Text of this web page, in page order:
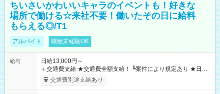
ちいさいかわいいキャラのイベントも！好きな
場所で働ける☆来社不要！働いたその日に給料
もらえる◎/T1
アルバイト 職種未経験OK
給与
日給13,000円～
＋交通費支給 ★交通費全額支給！ ┗案件により規定あり ★日払
いOK！（規定あり） ┗働いたその日に現金GET♪ お仕事後はコ
ンビニATMから 日払い分を引き落とせます！ 【試用期間】試
交通費別途支給あり